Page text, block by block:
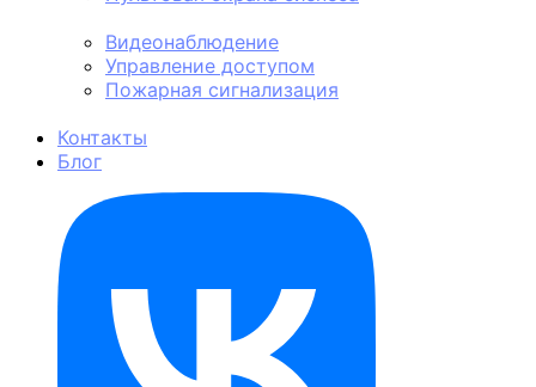
Видеонаблюдение
Управление доступом
Пожарная сигнализация
Контакты
Блог